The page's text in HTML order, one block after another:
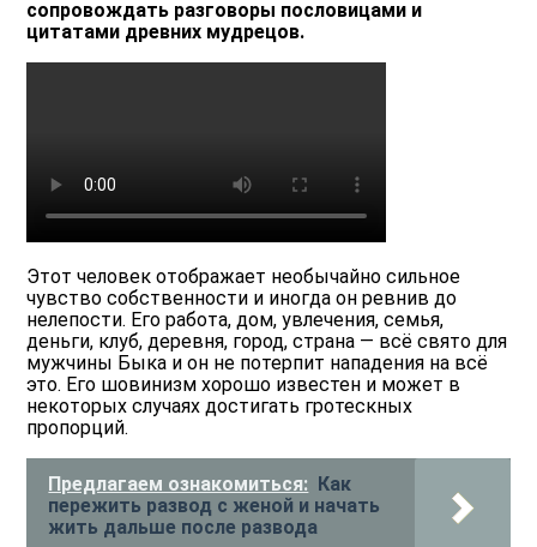
сопровождать разговоры пословицами и
цитатами древних мудрецов.
Этот человек отображает необычайно сильное
чувство собственности и иногда он ревнив до
нелепости. Его работа, дом, увлечения, семья,
деньги, клуб, деревня, город, страна — всё свято для
мужчины Быка и он не потерпит нападения на всё
это. Его шовинизм хорошо известен и может в
некоторых случаях достигать гротескных
пропорций.
Предлагаем ознакомиться: Как
пережить развод с женой и начать
жить дальше после развода